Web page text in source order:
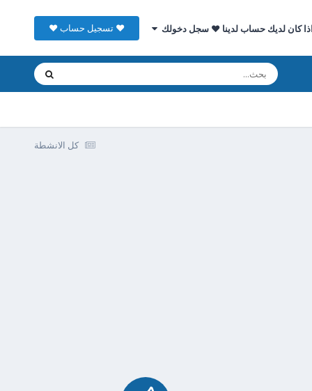
كان لديك حساب لدينا ♥ سجل دخولك ♥ تسجيل حساب ♥
كل الانشطة